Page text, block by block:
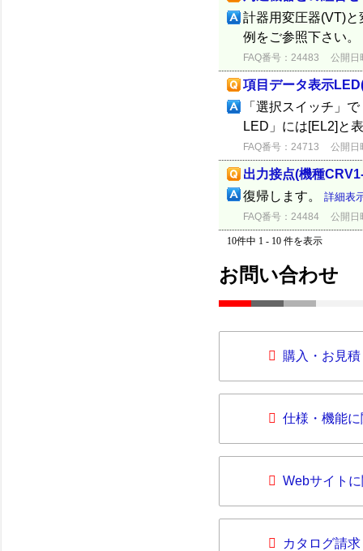
計器用変圧器(VT)
例をご参照下さい。
FAQ番号：24483 公開日
項目データ表示
「選択スイッチ」
LED」には[EL2]と
FAQ番号：24713 公開日
出力接点(機種
復帰します。 詳細表
FAQ番号：24484 公開日
10件中 1 - 10 件を表示
お問い合わせ
購入・お見
仕様・機能
Webサイト
カタログ請求